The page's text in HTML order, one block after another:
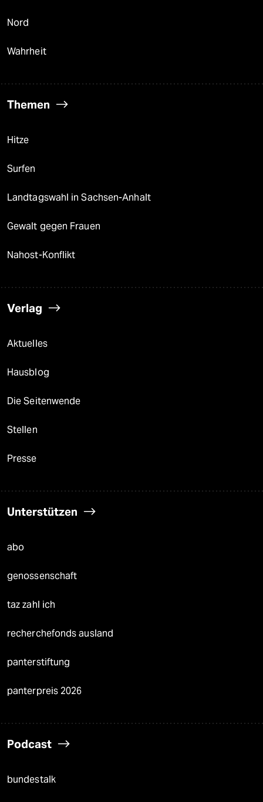
Nord
Wahrheit
Themen
Hitze
Surfen
Landtagswahl in Sachsen-Anhalt
Gewalt gegen Frauen
Nahost-Konflikt
Verlag
Aktuelles
Hausblog
Die Seitenwende
Stellen
Presse
Unterstützen
abo
genossenschaft
taz zahl ich
recherchefonds ausland
panterstiftung
panterpreis 2026
Podcast
bundestalk